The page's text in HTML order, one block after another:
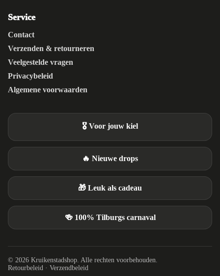
Service
Contact
Verzenden & retourneren
Veelgestelde vragen
Privacybeleid
Algemene voorwaarden
🎖️ Voor jouw kiel
🔥 Nieuwe drops
🎁 Leuk als cadeau
🍻 100% Tilburgs carnaval
© 2026 Kruikenstadshop. Alle rechten voorbehouden.
Retourbeleid · Verzendbeleid